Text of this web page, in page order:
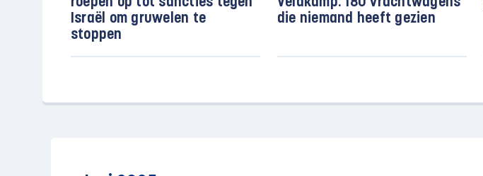
Israël om gruwelen te
stoppen
die niemand heeft gezien